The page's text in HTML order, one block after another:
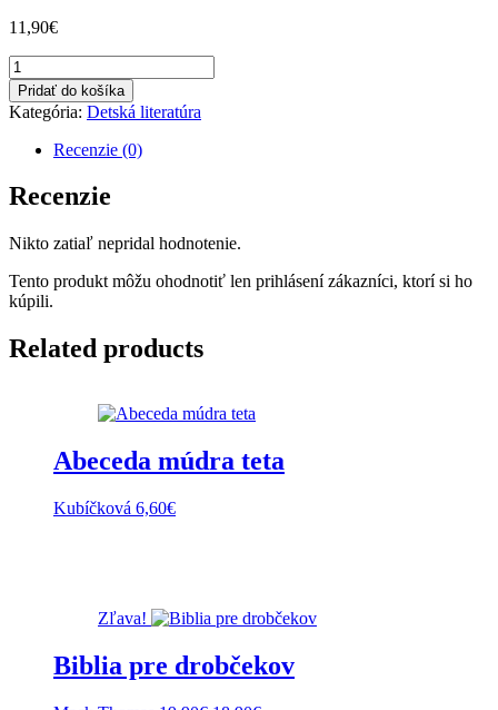
11,90€
množstvo
Dcéra
v
otcovom
objatí
Pridať do košíka
Kategória: Detská literatúra
Recenzie (0)
Recenzie
Nikto zatiaľ nepridal hodnotenie.
Tento produkt môžu ohodnotiť len prihlásení zákazníci, ktorí si ho
kúpili.
Related products
Abeceda múdra teta
Kubíčková 6,60€
Zľava!
Biblia pre drobčekov